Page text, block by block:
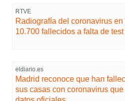
RTVE
Radiografía del coronavirus
10.700 fallecidos a falta de
eldiario.es
Madrid reconoce que han
sus casas con coronavirus